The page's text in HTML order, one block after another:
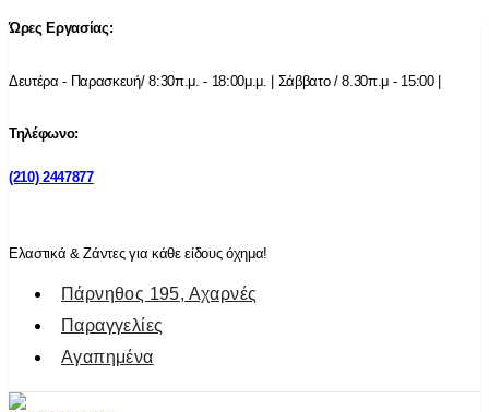
Ώρες Εργασίας:
Δευτέρα - Παρασκευή/ 8:30π.μ. - 18:00μ.μ. | Σάββατο / 8.30π.μ - 15:00 |
Τηλέφωνο:
(210) 2447877
Ελαστικά & Ζάντες για κάθε είδους όχημα!
Πάρνηθος 195, Αχαρνές
Παραγγελίες
Αγαπημένα